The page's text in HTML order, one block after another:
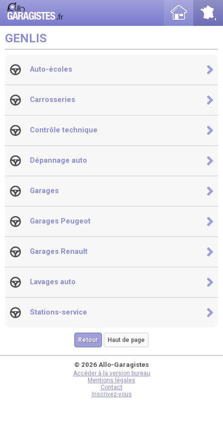
GENLIS
Auto-écoles
Carrosseries
Contrôle technique
Dépannage auto
Garages
Garages Peugeot
Garages Renault
Lavages auto
Stations-service
Retour Haut de page
© 2026 Allo-Garagistes
Accéder à la version bureau
Mentions légales
Contact
Inscrivez-vous